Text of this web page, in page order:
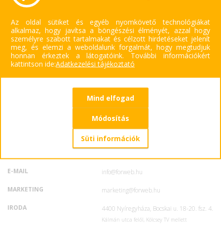
+36 30 076 6404
E-MAIL info@forweb.hu
MARKETING marketing@forweb.hu
IRODA 4400 Nyíregyháza, Bocskai u. 18-20. fsz. 4.
Kálmán utca felől, Kölcsey TV mellett
Az oldal sütiket és egyéb nyomkövető technológiákat
alkalmaz, hogy javítsa a böngészési élményét, azzal hogy
személyre szabott tartalmakat és célzott hirdetéseket jelenít
meg, és elemzi a weboldalunk forgalmát, hogy megtudjuk
honnan érkeztek a látogatóink.
További információkért
kattintson ide:Adatkezelési tájékoztató
Mind elfogad
Módosítás
Süti információk